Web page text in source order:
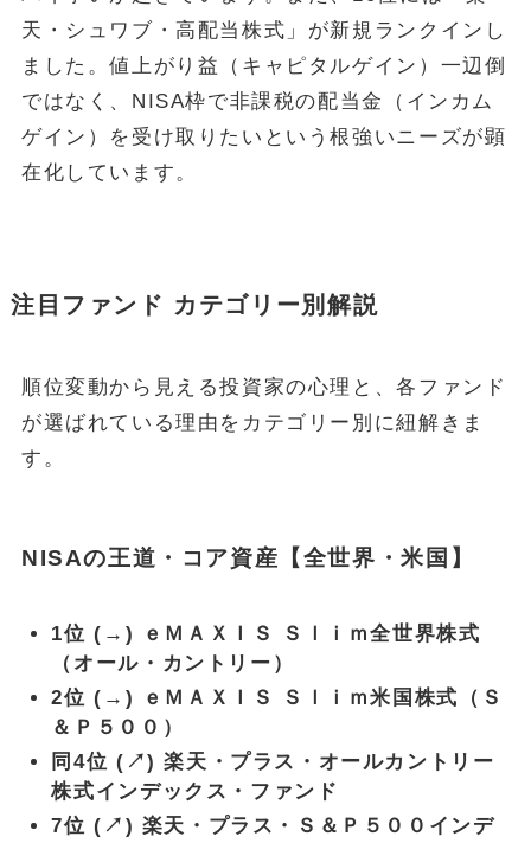
天・シュワブ・高配当株式」が新規ランクインし
ました。値上がり益（キャピタルゲイン）一辺倒
ではなく、NISA枠で非課税の配当金（インカム
ゲイン）を受け取りたいという根強いニーズが顕
在化しています。
注目ファンド カテゴリー別解説
順位変動から見える投資家の心理と、各ファンド
が選ばれている理由をカテゴリー別に紐解きま
す。
NISAの王道・コア資産【全世界・米国】
1位 (→) ｅＭＡＸＩＳ Ｓｌｉｍ全世界株式
（オール・カントリー）
2位 (→) ｅＭＡＸＩＳ Ｓｌｉｍ米国株式（Ｓ
＆Ｐ５００）
同4位 (↗) 楽天・プラス・オールカントリー
株式インデックス・ファンド
7位 (↗) 楽天・プラス・Ｓ＆Ｐ５００インデ